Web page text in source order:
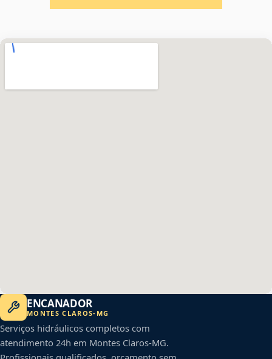
ENCANADOR
MONTES CLAROS- MG
Serviços hidráulicos completos com
atendimento 24h em Montes Claros-MG.